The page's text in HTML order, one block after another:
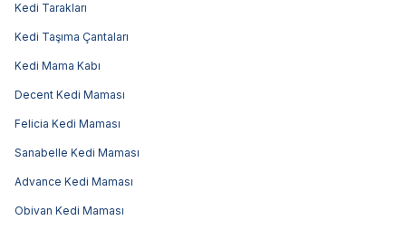
Kedi Tarakları
Kedi Taşıma Çantaları
Kedi Mama Kabı
Decent Kedi Maması
Felicia Kedi Maması
Sanabelle Kedi Maması
Advance Kedi Maması
Obivan Kedi Maması